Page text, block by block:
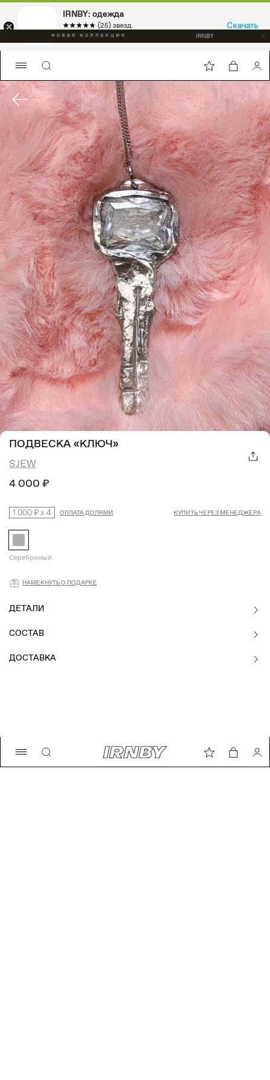
ПОДВЕСКА «КЛЮЧ»
SJEW
4 000 ₽
1 000 ₽x 4 ОПЛАТА ДОЛЯМИ КУПИТЬ ЧЕРЕЗ МЕНЕДЖЕРА
Серебряный
Намекнуть о подарке
НАМЕКНУТЬ О ПОДАРКЕ
ДЕТАЛИ
СОСТАВ
ДОСТАВКА
IRNBY: одежда
☆☆☆☆☆
★★★★★ (25) звезд
Sport & casual, аксессуары
Скачать